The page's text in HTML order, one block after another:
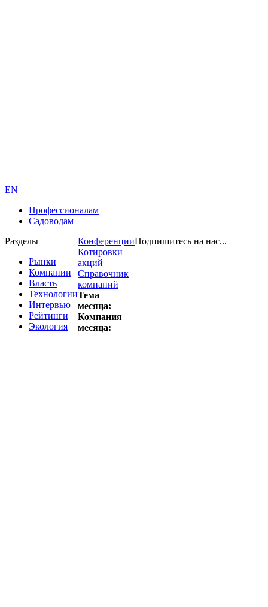
EN
Профессионалам
Садоводам
Разделы
Рынки
Компании
Власть
Технологии
Интервью
Рейтинги
Экология
Конференции
Котировки
акций
Справочник
компаний
Тема
месяца:
Компания
месяца:
Подпишитесь на нас...